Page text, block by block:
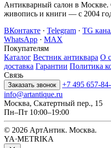
Антикварный салон в Москве.
живопись и книги — с 2004
ВКонтакте · Telegram · TG
WhatsApp · MAX
Покупателям
Каталог Вестник антиквара О
доставка Гарантии Политика
Связь
Заказать звонок +7 495 657-
info@artantique.ru
Москва, Скатертный пер., 15
Пн–Пт 10:00–19:00
© 2026 АртАнтик. Москва.
YA·METRIKA